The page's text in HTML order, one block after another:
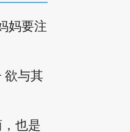
妈要注
欲与其
也是